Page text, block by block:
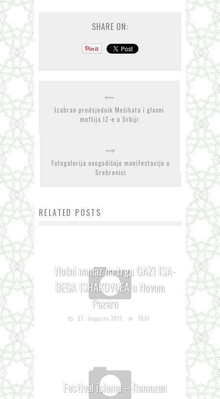
SHARE ON:
Izabran predsjednik Mešihata i glavni
muftija IZ-e u Srbiji
Fotogalerija ovogodišnje manifestacije u
Srebrenici
RELATED POSTS
Noćni namaz na trgu GAZI ISA-
BEGA ISHAKOVIÆA u Novom
Pazaru
27. Augusta 2011. 1044
Festival islama – Ramazan